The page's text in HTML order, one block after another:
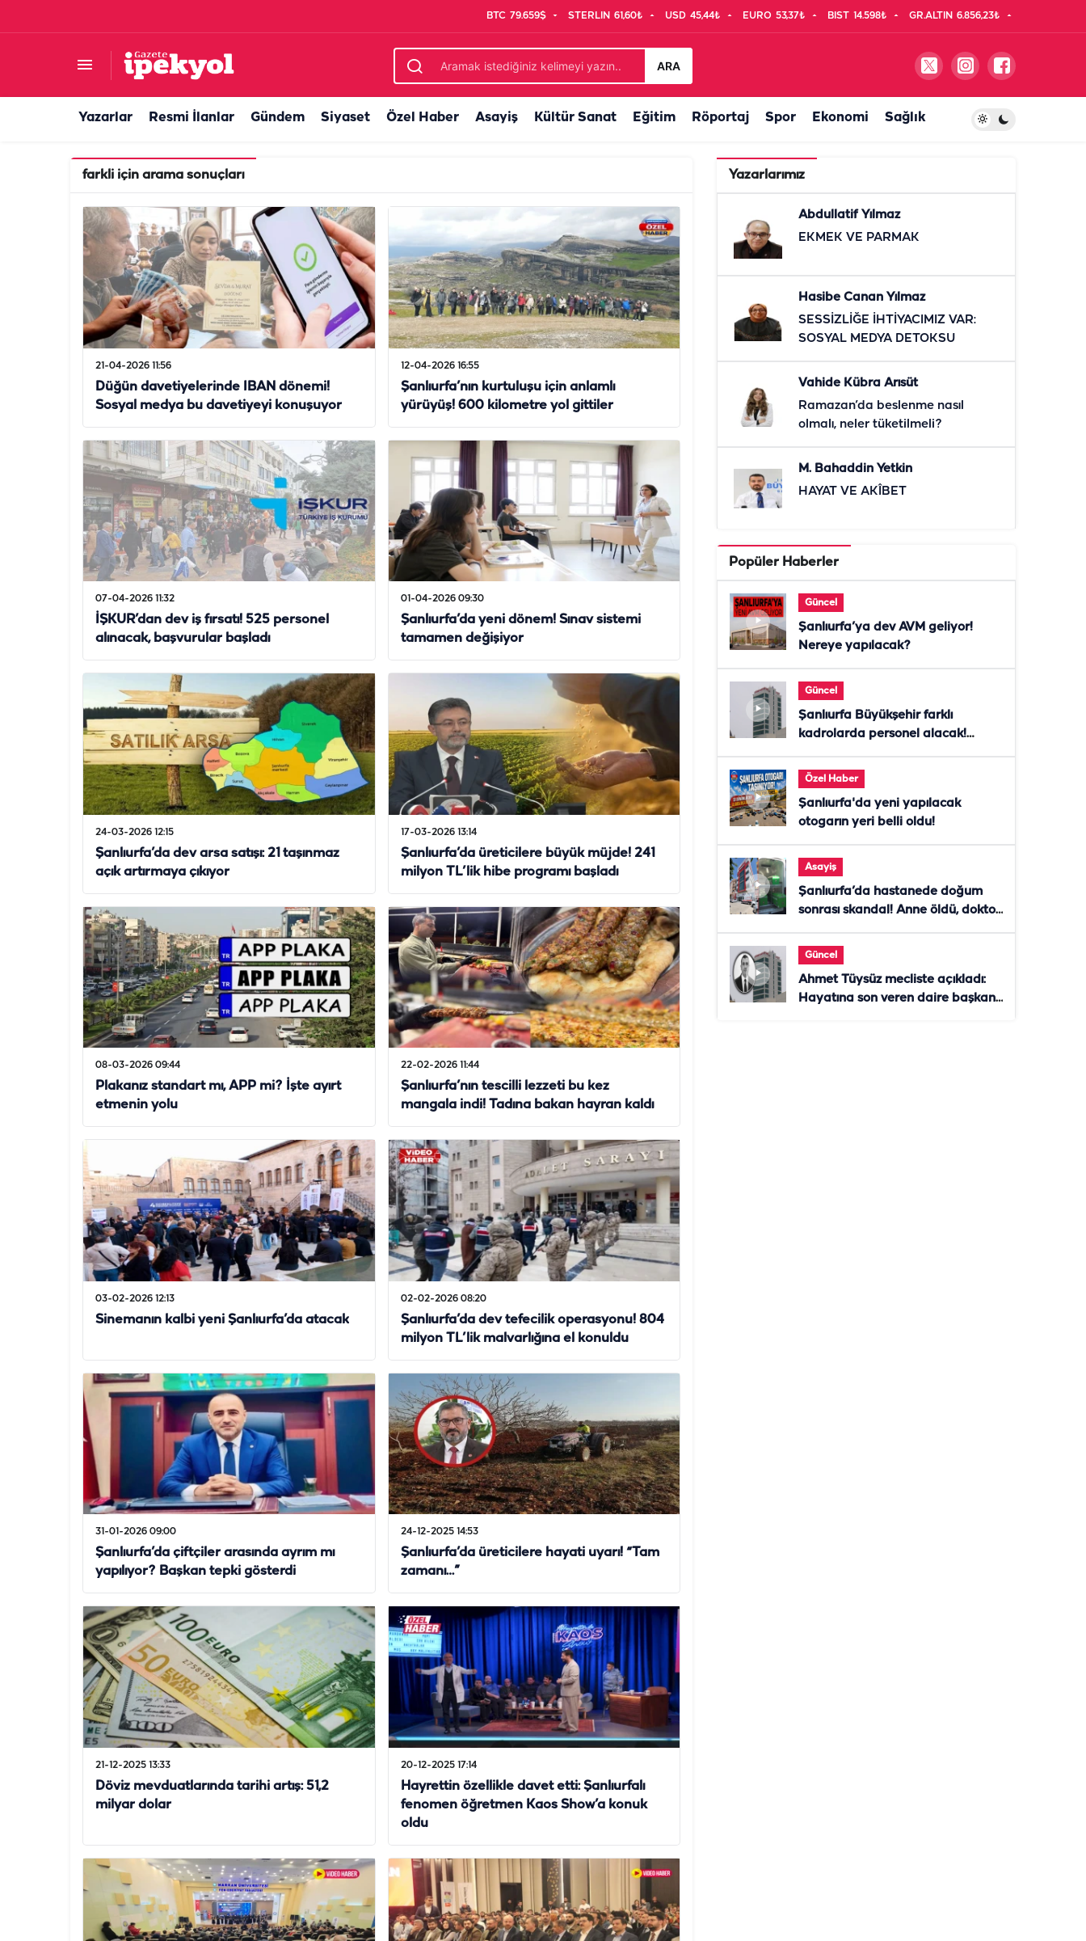
BTC 79.659$ STERLIN 61,60₺ USD 45,44₺ EURO 53,37₺ BIST 14.598₺ GR.ALTIN 6.856,23₺
ARA
Yazarlar Resmi İlanlar Gündem Siyaset Özel Haber Asayiş Kültür Sanat Eğitim Röportaj Spor Ekonomi Sağlık
farkli için arama sonuçları
21-04-2026 11:56
Düğün davetiyelerinde IBAN dönemi!
Sosyal medya bu davetiyeyi konuşuyor
12-04-2026 16:55
Şanlıurfa’nın kurtuluşu için anlamlı
yürüyüş! 600 kilometre yol gittiler
07-04-2026 11:32
İŞKUR’dan dev iş fırsatı! 525 personel
alınacak, başvurular başladı
01-04-2026 09:30
Şanlıurfa’da yeni dönem! Sınav sistemi
tamamen değişiyor
24-03-2026 12:15
Şanlıurfa’da dev arsa satışı: 21 taşınmaz
açık artırmaya çıkıyor
17-03-2026 13:14
Şanlıurfa’da üreticilere büyük müjde! 241
milyon TL’lik hibe programı başladı
08-03-2026 09:44
Plakanız standart mı, APP mi? İşte ayırt
etmenin yolu
22-02-2026 11:44
Şanlıurfa’nın tescilli lezzeti bu kez
mangala indi! Tadına bakan hayran kaldı
03-02-2026 12:13
Sinemanın kalbi yeni Şanlıurfa’da atacak
02-02-2026 08:20
Şanlıurfa’da dev tefecilik operasyonu! 804
milyon TL’lik malvarlığına el konuldu
31-01-2026 09:00
Şanlıurfa’da çiftçiler arasında ayrım mı
yapılıyor? Başkan tepki gösterdi
24-12-2025 14:53
Şanlıurfa’da üreticilere hayati uyarı! “Tam
zamanı…”
21-12-2025 13:33
Döviz mevduatlarında tarihi artış: 51,2
milyar dolar
20-12-2025 17:14
Hayrettin özellikle davet etti: Şanlıurfalı
fenomen öğretmen Kaos Show’a konuk
oldu
Yazarlarımız
Abdullatif Yılmaz
EKMEK VE PARMAK
Hasibe Canan Yılmaz
SESSİZLİĞE İHTİYACIMIZ VAR:
SOSYAL MEDYA DETOKSU
Vahide Kübra Arısüt
Ramazan’da beslenme nasıl
olmalı, neler tüketilmeli?
M. Bahaddin Yetkin
HAYAT VE AKÎBET
Popüler Haberler
Güncel
Şanlıurfa’ya dev AVM geliyor!
Nereye yapılacak?
Güncel
Şanlıurfa Büyükşehir farklı
kadrolarda personel alacak!
Özel Haber
Şanlıurfa'da yeni yapılacak
otogarın yeri belli oldu!
Asayiş
Şanlıurfa’da hastanede doğum
sonrası skandal! Anne öldü, doktor
Güncel
Ahmet Tüysüz mecliste açıkladı:
Hayatına son veren daire başkanı